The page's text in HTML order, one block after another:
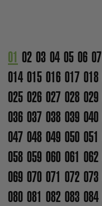
01 02 03 04 05 06 07
014 015 016 017 018
025 026 027 028 029
036 037 038 039 040
047 048 049 050 051
058 059 060 061 062
069 070 071 072 073
080 081 082 083 084